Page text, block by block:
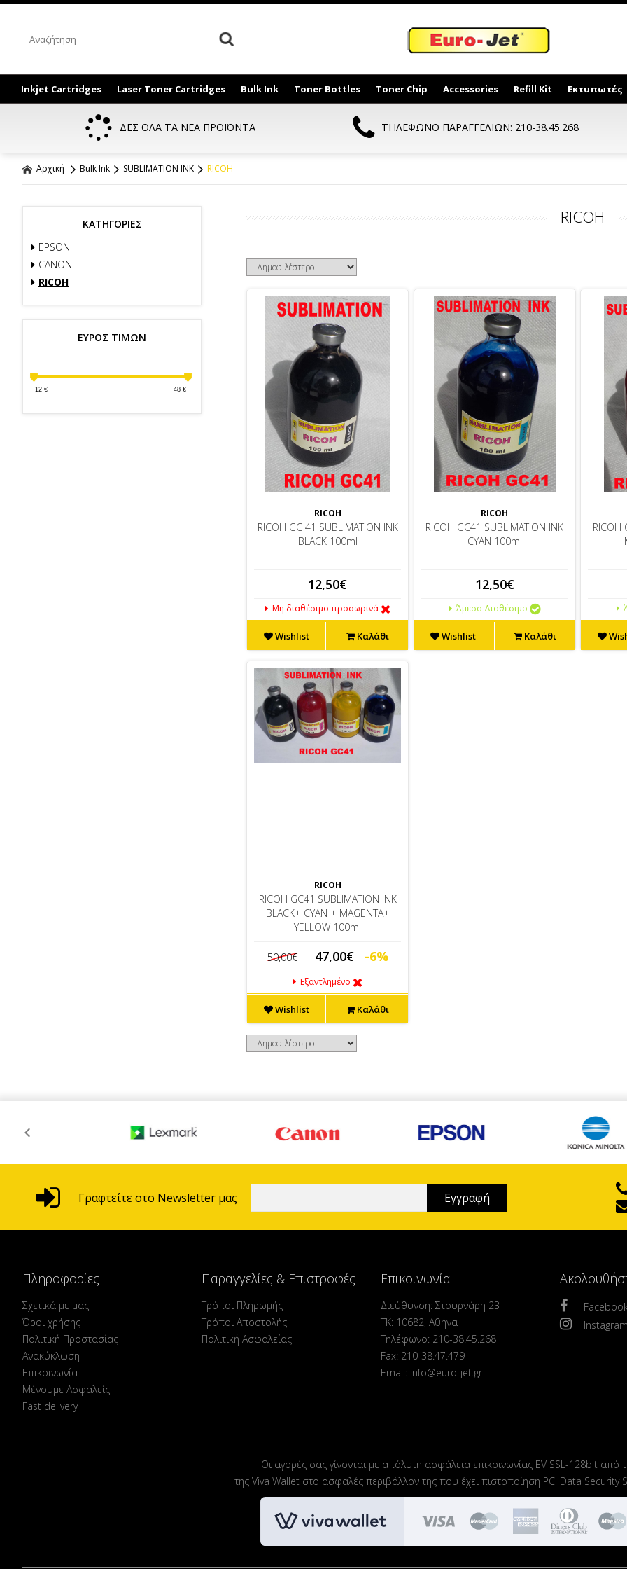
Inkjet Cartridges Laser Toner Cartridges Bulk Ink Toner Bottles Toner Chip Accessories Refill Kit Εκτυπωτές
ΔΕΣ ΟΛΑ ΤΑ ΝΕΑ ΠΡΟΪΟΝΤΑ ΤΗΛΕΦΩΝΟ ΠΑΡΑΓΓΕΛΙΩΝ: 210-38.45.268
Αρχική Bulk Ink SUBLIMATION INK RICOH
ΚΑΤΗΓΟΡΙΕΣ
EPSON
CANON
RICOH
ΕΥΡΟΣ ΤΙΜΩΝ
12 € 48€
RICOH
RICOH
RICOH GC 41 SUBLIMATION INK
BLACK 100ml
12,50€
Μη διαθέσιμο προσωρινά
Wishlist Καλάθι
RICOH
RICOH GC41 SUBLIMATION INK
CYAN 100ml
12,50€
Άμεσα Διαθέσιμο
Wishlist Καλάθι
RICOH
RICOH
RICOH GC41 SUBLIMATION INK
BLACK+ CYAN + MAGENTA+
YELLOW 100ml
50,00€ 47,00€ -6%
Εξαντλημένο
Wishlist Καλάθι
Γραφτείτε στο Newsletter μας
Πληροφορίες
Σχετικά με μας
Όροι χρήσης
Πολιτική Προστασίας
Ανακύκλωση
Επικοινωνία
Μένουμε Ασφαλείς
Fast delivery
Παραγγελίες & Επιστροφές
Τρόποι Πληρωμής
Τρόποι Αποστολής
Πολιτική Ασφαλείας
Επικοινωνία
Διεύθυνση: Στουρνάρη 23
ΤΚ: 10682, Αθήνα
Τηλέφωνο: 210-38.45.268
Fax: 210-38.47.479
Email: info@euro-jet.gr
Facebook
Instagram
Οι αγορές σας γίνονται με απόλυτη ασφάλεια επικοινωνίας EV SSL-128bit από
της Viva Wallet στο ασφαλές περιβάλλον της που έχει πιστοποίηση PCI Data Security